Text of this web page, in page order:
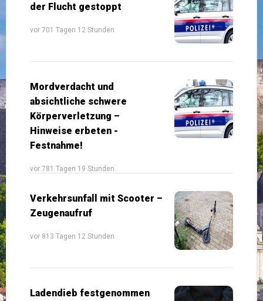
der Flucht gestoppt
vor 701 Tagen 12 Stunden
Mordverdacht und
absichtliche schwere
Körperverletzung –
Hinweise erbeten -
Festnahme!
vor 781 Tagen 19 Stunden
Verkehrsunfall mit Scooter –
Zeugenaufruf
vor 813 Tagen 12 Stunden
Ladendieb festgenommen